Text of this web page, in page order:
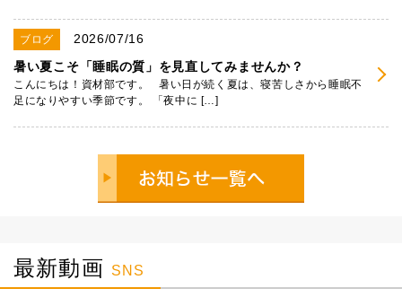
ブログ
2026/07/16
暑い夏こそ「睡眠の質」を見直してみませんか？
こんにちは！資材部です。 暑い日が続く夏は、寝苦しさから睡眠不
足になりやすい季節です。 「夜中に […]
最新動画 SNS